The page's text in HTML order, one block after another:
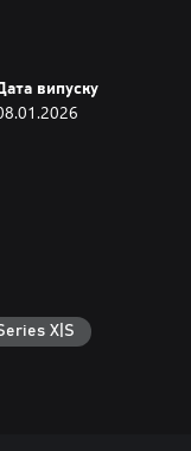
команду
спостерігайте, як
міста. Відкрийте
не
випуску
X|S